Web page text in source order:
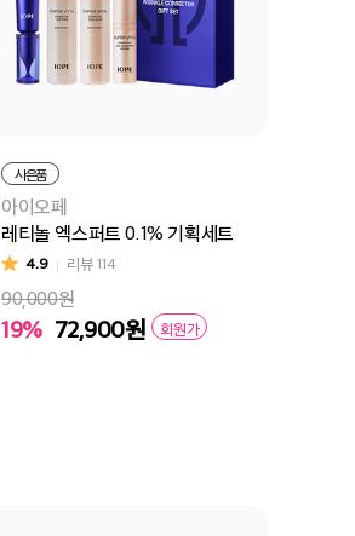
사은품
아이오페
레티놀 엑스퍼트 0.1% 기획세트
4.9 리뷰114
90,000원
19% 72,900원 회원가